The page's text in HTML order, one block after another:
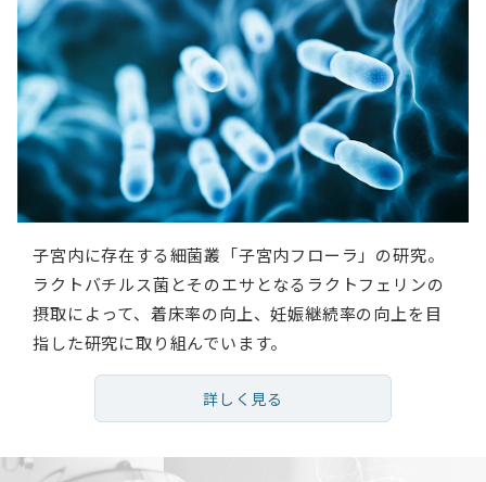
子宮内に存在する細菌叢「子宮内フローラ」の研究。
ラクトバチルス菌とそのエサとなるラクトフェリンの
摂取によって、着床率の向上、妊娠継続率の向上を目
指した研究に取り組んでいます。
詳しく見る